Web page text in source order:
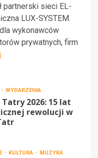
partnerski sieci EL-
LUX-SYSTEM.
wykonawców
prywatnych, firm
WYDARZENIA
2026: 15 lat
rewolucji w
KULTURA MUZYKA